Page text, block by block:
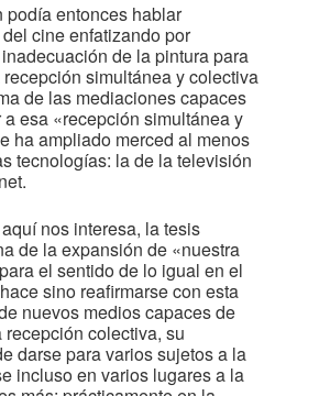
podía entonces hablar
cine enfatizando por
de la pintura para
simultánea y colectiva
de las mediaciones capaces
esa «recepción simultánea y
ha ampliado merced al menos
tecnologías: la de la televisión
nos interesa, la tesis
de la expansión de «nuestra
el sentido de lo igual en el
sino reafirmarse con esta
nuevos medios capaces de
recepción colectiva, su
darse para varios sujetos a la
incluso en varios lugares a la